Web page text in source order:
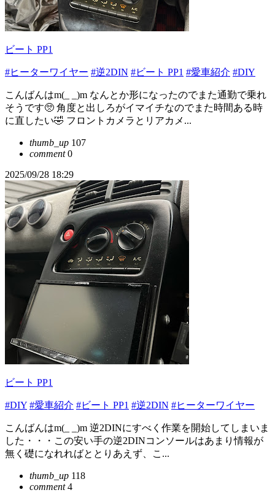
ビート PP1
#ヒーターワイヤー #逆2DIN #ビート PP1 #愛車紹介 #DIY
こんばんはm(_ _)m なんとか形になったのでまた通勤で乗れ
そうです🥺 角度と出しろがイマイチなのでまた時間ある時
に直したい🤣 フロントカメラとリアカメ...
thumb_up 107
comment0
2025/09/28 18:29
ビート PP1
#DIY #愛車紹介 #ビート PP1 #逆2DIN #ヒーターワイヤー
こんばんはm(_ _)m 逆2DINにすべく作業を開始してしまいま
した・・・この安い手の逆2DINコンソールはあまり情報が
無く礎になれればととりあえず、こ...
thumb_up 118
comment4